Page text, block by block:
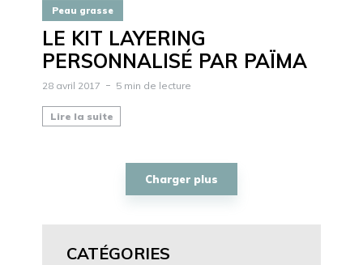
Peau grasse
LE KIT LAYERING
PERSONNALISÉ PAR PAÏMA
28 avril 2017 5 min de lecture
Lire la suite
CATÉGORIES
Charger plus